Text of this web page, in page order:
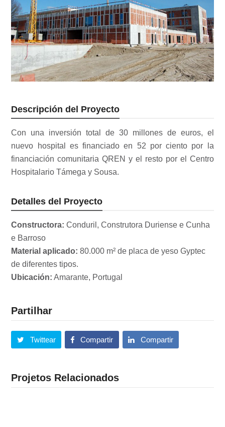
Descripción del Proyecto
Con una inversión total de 30 millones de euros, el
nuevo hospital es financiado en 52 por ciento por la
financiación comunitaria QREN y el resto por el Centro
Hospitalario Támega y Sousa.
Detalles del Proyecto
Constructora: Conduril, Construtora Duriense e Cunha
e Barroso
Material aplicado: 80.000 m² de placa de yeso Gyptec
de diferentes tipos.
Ubicación: Amarante, Portugal
Partilhar
Twittear Compartir Compartir
Projetos Relacionados